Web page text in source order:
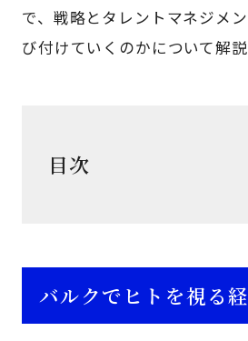
で、戦略とタレントマネジメ
び付けていくのかについて解説
目次
バルクでヒトを視る